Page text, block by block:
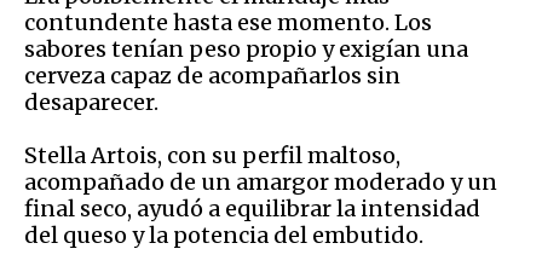
contundente hasta ese momento. Los
sabores tenían peso propio y exigían una
cerveza capaz de acompañarlos sin
desaparecer.
Stella Artois, con su perfil maltoso,
acompañado de un amargor moderado y un
final seco, ayudó a equilibrar la intensidad
del queso y la potencia del embutido.